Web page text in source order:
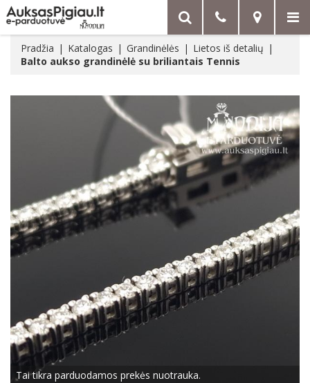
Pradžia Katalogas Grandinėlės
Lietos iš detalių
Balto aukso grandinėlė su briliantais Tennis
Tai tikra parduodamos prekės nuotrauka.